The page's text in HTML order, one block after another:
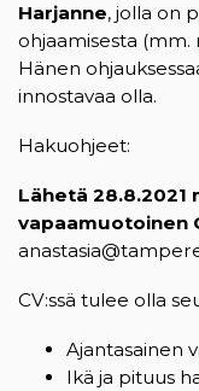
Harjanne, jolla on
ohjaamisesta (mm.
Hänen
innostavaa olla.
Hakuohjeet:
Lähetä 28.8.2021
vapaamuotoinen
CV:ssä tulee olla
Ajantasainen
Ikä ja pituus